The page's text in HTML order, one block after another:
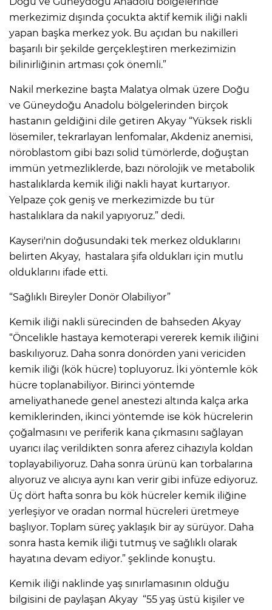
merkezimiz dışında çocukta aktif kemik iliği nakli
yapan başka merkez yok. Bu açıdan bu nakilleri
başarılı bir şekilde gerçekleştiren merkezimizin
bilinirliğinin artması çok önemli.”
Nakil merkezine başta Malatya olmak üzere Doğu
ve Güneydoğu Anadolu bölgelerinden birçok
hastanın geldiğini dile getiren Akyay “Yüksek riskli
lösemiler, tekrarlayan lenfomalar, Akdeniz anemisi,
nöroblastom gibi bazı solid tümörlerde, doğuştan
immün yetmezliklerde, bazı nörolojik ve metabolik
hastalıklarda kemik iliği nakli hayat kurtarıyor.
Yelpaze çok geniş ve merkezimizde bu tür
hastalıklara da nakil yapıyoruz.” dedi.
Kayseri'nin doğusundaki tek merkez olduklarını
belirten Akyay, hastalara şifa oldukları için mutlu
olduklarını ifade etti.
“Sağlıklı Bireyler Donör Olabiliyor”
Kemik iliği nakli sürecinden de bahseden Akyay
“Öncelikle hastaya kemoterapi vererek kemik iliğini
baskılıyoruz. Daha sonra donörden yani vericiden
kemik iliği (kök hücre) topluyoruz. İki yöntemle kök
hücre toplanabiliyor. Birinci yöntemde
ameliyathanede genel anestezi altında kalça arka
kemiklerinden, ikinci yöntemde ise kök hücrelerin
çoğalmasını ve periferik kana çıkmasını sağlayan
uyarıcı ilaç verildikten sonra aferez cihazıyla koldan
toplayabiliyoruz. Daha sonra ürünü kan torbalarına
alıyoruz ve alıcıya aynı kan verir gibi infüze ediyoruz.
Üç dört hafta sonra bu kök hücreler kemik iliğine
yerleşiyor ve oradan normal hücreleri üretmeye
başlıyor. Toplam süreç yaklaşık bir ay sürüyor. Daha
sonra hasta kemik iliği tutmuş ve sağlıklı olarak
hayatına devam ediyor.” şeklinde konuştu.
Kemik iliği naklinde yaş sınırlamasının olduğu
bilgisini de paylaşan Akyay “55 yaş üstü kişiler ve